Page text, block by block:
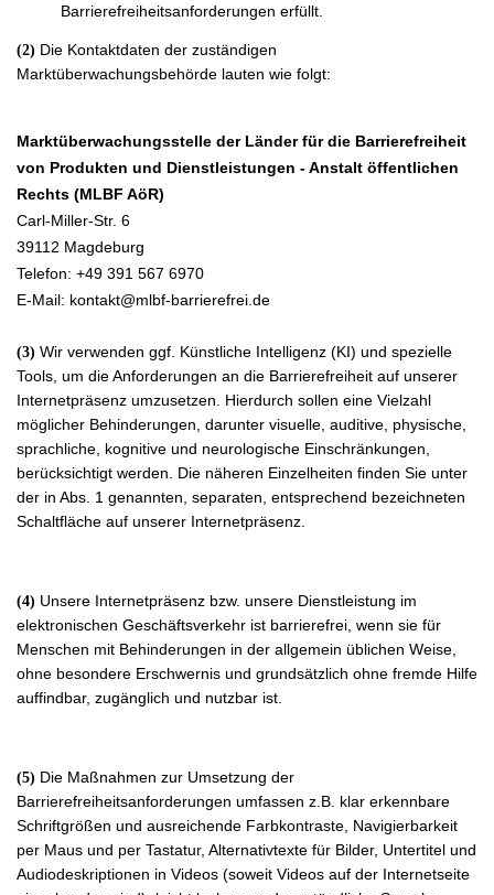
Barrierefreiheitsanforderungen erfüllt.
(2) Die Kontaktdaten der zuständigen
Marktüberwachungsbehörde lauten wie folgt:
Marktüberwachungsstelle der Länder für die Barrierefreiheit
von Produkten und Dienstleistungen - Anstalt öffentlichen
Rechts (MLBF AöR)
Carl-Miller-Str. 6
39112 Magdeburg
Telefon: +49 391 567 6970
E-Mail: kontakt@mlbf-barrierefrei.de
(3) Wir verwenden ggf. Künstliche Intelligenz (KI) und spezielle
Tools, um die Anforderungen an die Barrierefreiheit auf unserer
Internetpräsenz umzusetzen. Hierdurch sollen eine Vielzahl
möglicher Behinderungen, darunter visuelle, auditive, physische,
sprachliche, kognitive und neurologische Einschränkungen,
berücksichtigt werden. Die näheren Einzelheiten finden Sie unter
der in Abs. 1 genannten, separaten, entsprechend bezeichneten
Schaltfläche auf unserer Internetpräsenz.
(4) Unsere Internetpräsenz bzw. unsere Dienstleistung im
elektronischen Geschäftsverkehr ist barrierefrei, wenn sie für
Menschen mit Behinderungen in der allgemein üblichen Weise,
ohne besondere Erschwernis und grundsätzlich ohne fremde Hilfe
auffindbar, zugänglich und nutzbar ist.
(5) Die Maßnahmen zur Umsetzung der
Barrierefreiheitsanforderungen umfassen z.B. klar erkennbare
Schriftgrößen und ausreichende Farbkontraste, Navigierbarkeit
per Maus und per Tastatur, Alternativtexte für Bilder, Untertitel und
Audiodeskriptionen in Videos (soweit Videos auf der Internetseite